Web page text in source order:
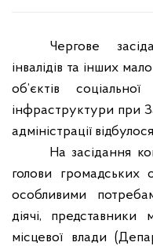
Чергове
інвалідів та інших
об’єктів
інфраструктури при
адміністрації
На засідання
голови громадських
особливими
діячі, представники
місцевої влади